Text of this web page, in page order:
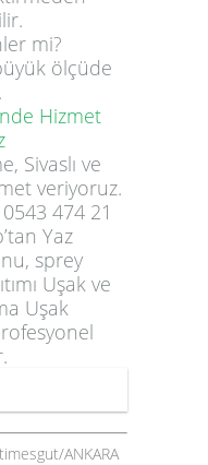
mi?
ölçüde
Hizmet
Sivaslı ve
veriyoruz.
0543 474 21
Yaz
sprey
Uşak ve
Uşak
ANKARA